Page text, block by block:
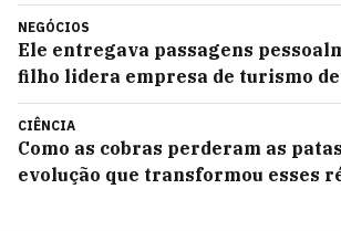
NEGÓCIOS
Ele entregava passagens
filho lidera empresa de turismo de
CIÊNCIA
Como as cobras perderam as
evolução que transformou esses